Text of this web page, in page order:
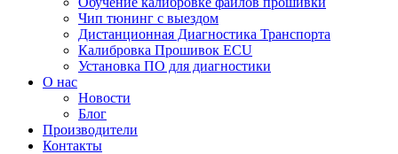
Чип тюнинг с выездом
Дистанционная Диагностика Транспорта
Калибровка Прошивок ECU
Установка ПО для диагностики
О нас
Новости
Блог
Производители
Контакты